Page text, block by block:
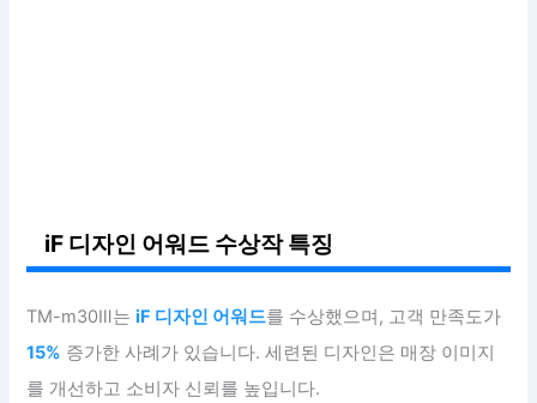
iF 디자인 어워드 수상작 특징
TM-m30Ⅲ는iF 디자인 어워드를 수상했으며, 고객 만족도가
15% 증가한 사례가 있습니다. 세련된 디자인은 매장 이미지
를 개선하고 소비자 신뢰를 높입니다.